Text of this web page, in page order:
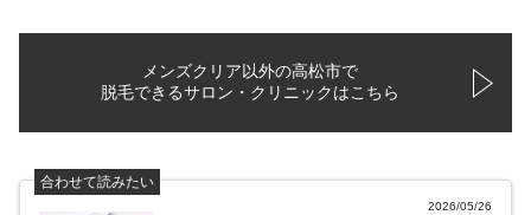
メンズクリア以外の高松市で
脱毛できるサロン・クリニックはこちら
合わせて読みたい
2026/05/26